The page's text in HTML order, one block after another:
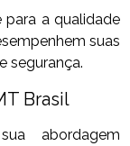
para a qualidade
suas
segurança.
Brasil
abordagem